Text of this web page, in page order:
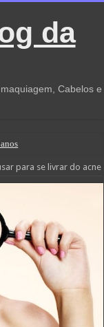
da
Cabelos e
para se livrar do acne